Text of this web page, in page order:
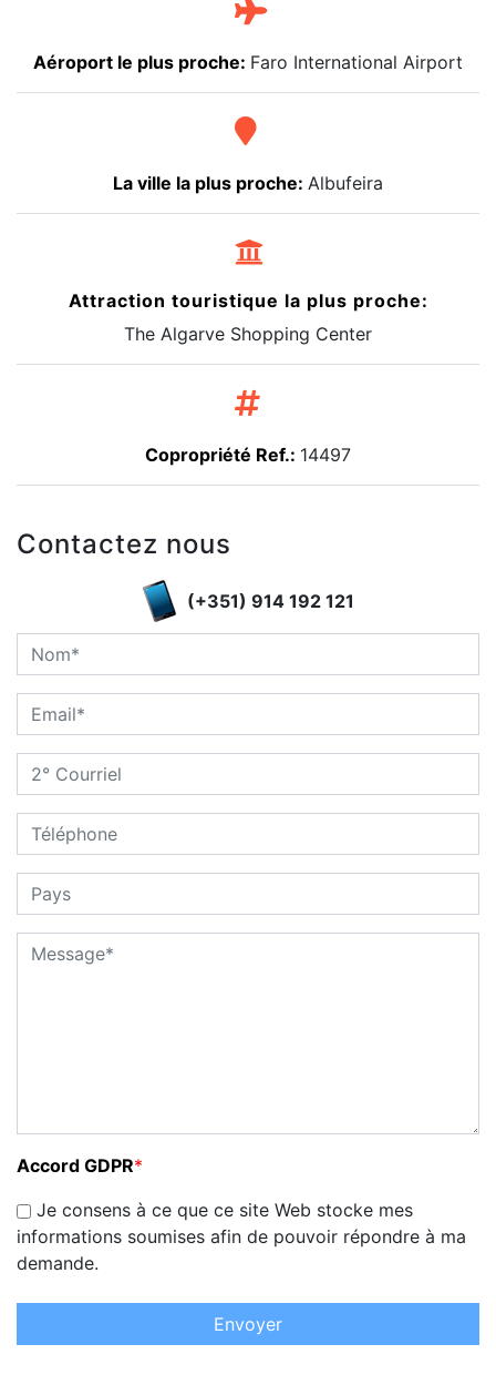
Aéroport le plus proche: Faro International Airport
La ville la plus proche: Albufeira
Attraction touristique la plus proche:
The Algarve Shopping Center
Copropriété Ref.: 14497
Contactez nous
(+351) 914 192 121
Accord GDPR*
Je consens à ce que ce site Web stocke mes
informations soumises afin de pouvoir répondre à ma
demande.
Envoyer